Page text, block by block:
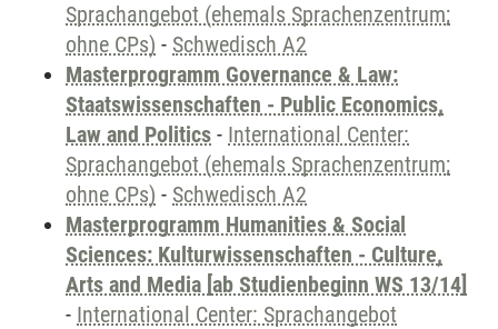
Sprachangebot (ehemals Sprachenzentrum;
ohne CPs) - Schwedisch A2
Masterprogramm Governance & Law:
Staatswissenschaften - Public Economics,
Law and Politics - International Center:
Sprachangebot (ehemals Sprachenzentrum;
ohne CPs) - Schwedisch A2
Masterprogramm Humanities & Social
Sciences: Kulturwissenschaften - Culture,
Arts and Media [ab Studienbeginn WS 13/14]
- International Center: Sprachangebot